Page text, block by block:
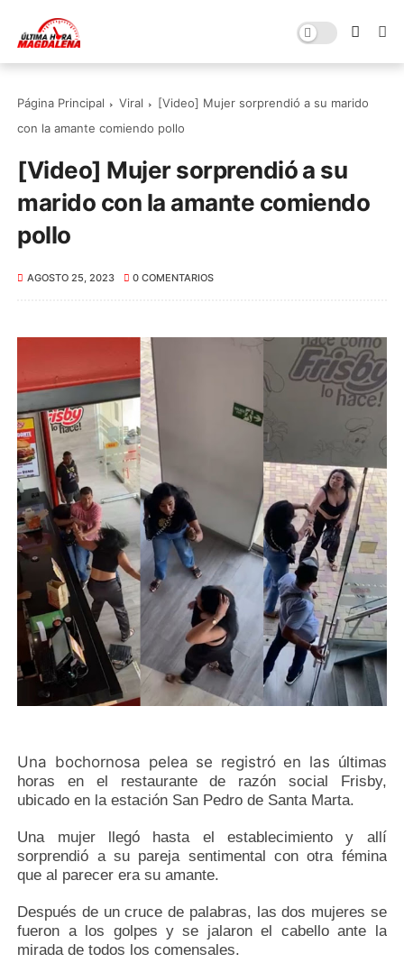
Página Principal Viral
[Video] Mujer sorprendió a su marido
con la amante comiendo pollo
[Video] Mujer sorprendió a su
marido con la amante comiendo
pollo
AGOSTO 25, 2023 0 COMENTARIOS
Una bochornosa pelea se registró en las últimas
horas en el restaurante de razón social Frisby,
ubicado en la estación San Pedro de Santa Marta.
Una mujer llegó hasta el establecimiento y allí
sorprendió a su pareja sentimental con otra fémina
que al parecer era su amante.
Después de un cruce de palabras, las dos mujeres se
fueron a los golpes y se jalaron el cabello ante la
mirada de todos los comensales.